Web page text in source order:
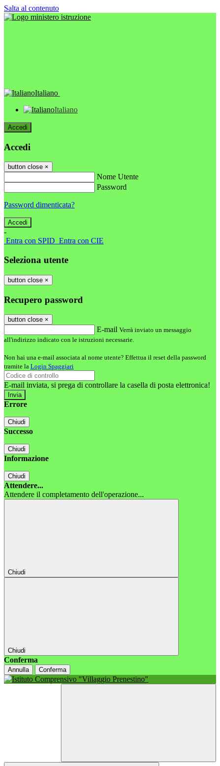
Salta al contenuto
Italiano
Italiano
Accedi
Accedi
button close ×
Nome Utente
Password
Password dimenticata?
-
Entra con SPID Entra con CIE
Seleziona utente
button close ×
Recupero password
button close ×
E-mail Verrà inviato un messaggio
all'indirizzo indicato con le istruzioni necessarie.
Non hai una e-mail associata al nome utente? Effettua il reset della password
tramite la Login Spaggiari
E-mail inviata, si prega di controllare la casella di posta elettronica!
Errore
Chiudi
Successo
Chiudi
Informazione
Chiudi
Attendere...
Attendere il completamento dell'operazione...
Chiudi
Chiudi
Conferma
Annulla Conferma